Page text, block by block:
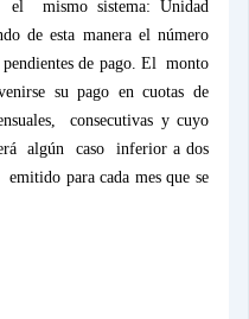
el
mismo sistema: Unidad
de esta manera el número
de pago. El monto
su pago en cuotas de
consecutivas y cuyo
algún caso
inferior a dos
emitido para cada mes que se